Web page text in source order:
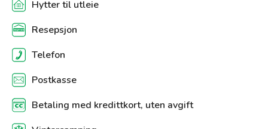
Hytter til utleie
Resepsjon
Telefon
Postkasse
Betaling med kredittkort, uten avgift